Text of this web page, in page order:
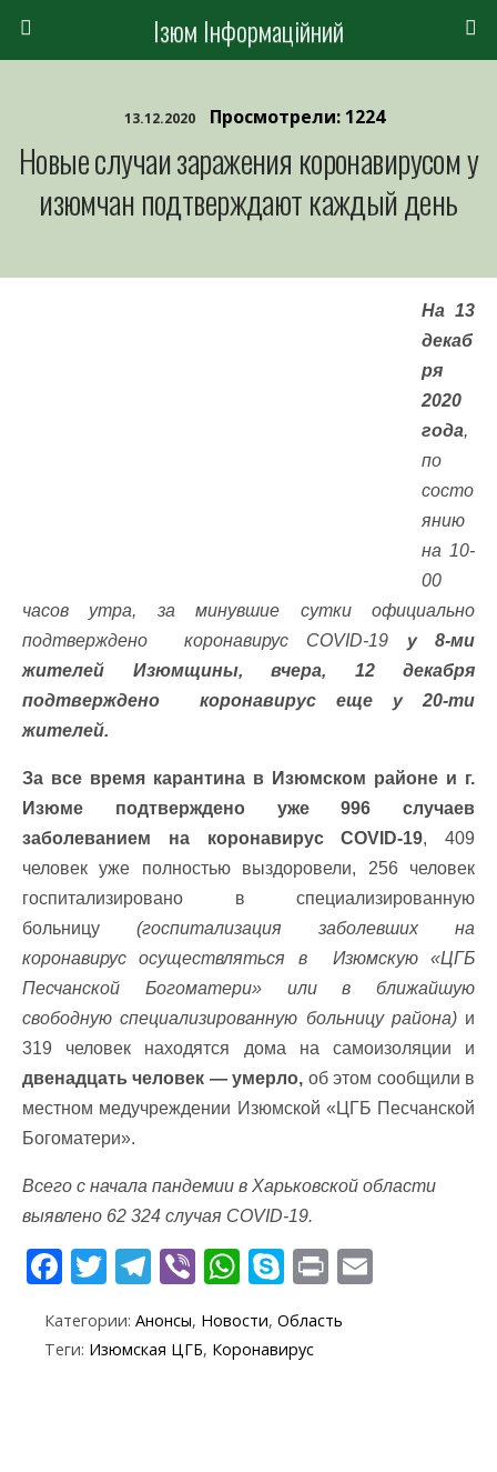
Ізюм Інформаційний
13.12.2020 Просмотрели: 1224
Новые случаи заражения коронавирусом у
изюмчан подтверждают каждый день
На 13
декаб
ря
2020
года,
по
состо
янию
на 10-
00
часов утра, за минувшие сутки официально
подтверждено коронавирус COVID-19 у 8-ми
жителей Изюмщины, вчера, 12 декабря
подтверждено коронавирус еще у 20-ти
жителей.
За все время карантина в Изюмском районе и г.
Изюме подтверждено уже 996 случаев
заболеванием на коронавирус COVID-19, 409
человек уже полностью выздоровели, 256 человек
госпитализировано в специализированную
больницу (госпитализация заболевших на
коронавирус осуществляться в Изюмскую «ЦГБ
Песчанской Богоматери» или в ближайшую
свободную специализированную больницу района)и
319 человек находятся дома на самоизоляции и
двенадцать человек — умерло, об этом сообщили в
местном медучреждении Изюмской «ЦГБ Песчанской
Богоматери».
Всего с начала пандемии в Харьковской области
выявлено 62 324 случая COVID-19.
F
e
T
itt
T
e
gr
Vi
er
W
at
S
k
y
p
Pr
t
Категории: Анонсы, Новости, Область
Теги: Изюмская ЦГБ, Коронавирус